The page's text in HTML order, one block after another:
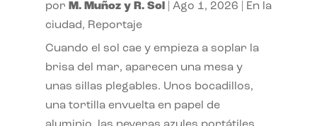
por M. Muñoz y R. Sol| Ago 1, 2026
En la
ciudad, Reportaje
Cuando el sol cae y empieza a soplar la
brisa del mar, aparecen una mesa y
unas sillas plegables. Unos bocadillos,
una tortilla envuelta en papel de